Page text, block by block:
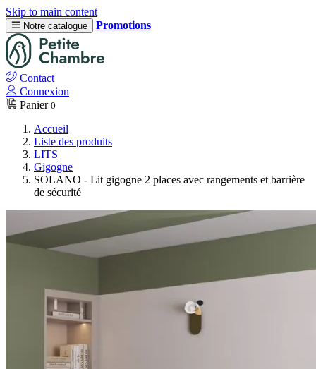
Skip to main content
Notre catalogue Promotions
Contact
Connexion
Panier 0
Accueil
Liste des produits
LITS
Gigogne
SOLANO - Lit gigogne 2 places avec rangements et barrière
de sécurité